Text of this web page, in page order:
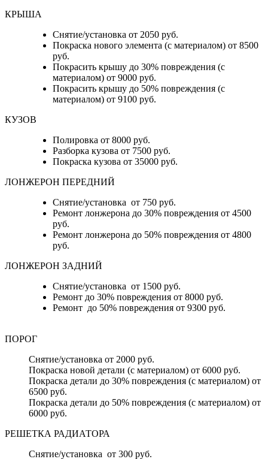
КРЫША
Снятие/установка от 2050 руб.
Покраска нового элемента (с материалом) от 8500
руб.
Покрасить крышу до 30% повреждения (с
материалом) от 9000 руб.
Покрасить крышу до 50% повреждения (с
материалом) от 9100 руб.
КУЗОВ
Полировка от 8000 руб.
Разборка кузова от 7500 руб.
Покраска кузова от 35000 руб.
ЛОНЖЕРОН ПЕРЕДНИЙ
Снятие/установка от 750 руб.
Ремонт лонжерона до 30% повреждения от 4500
руб.
Ремонт лонжерона до 50% повреждения от 4800
руб.
ЛОНЖЕРОН ЗАДНИЙ
Снятие/установка от 1500 руб.
Ремонт до 30% повреждения от 8000 руб.
Ремонт до 50% повреждения от 9300 руб.
ПОРОГ
Снятие/установка от 2000 руб.
Покраска новой детали (с материалом) от 6000 руб.
Покраска детали до 30% повреждения (с материалом) от
6500 руб.
Покраска детали до 50% повреждения (с материалом) от
6000 руб.
РЕШЕТКА РАДИАТОРА
Снятие/установка от 300 руб.